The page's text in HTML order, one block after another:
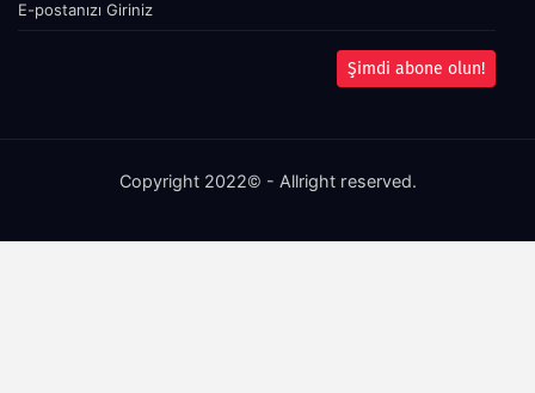
Şimdi abone olun!
Copyright 2022© - Allright reserved.